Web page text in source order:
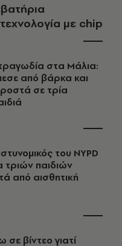
με chip
στα Μάλια:
από βάρκα και
σε τρία
του NYPD
τριών παιδιών
από αισθητική
βίντεο γιατί